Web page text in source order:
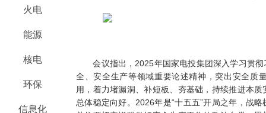
火电
能源
核电
环保
信息化
会议指出，2025年国家电投集团深入学习贯彻
全、安全生产等领域重要论述精神，突出安全质
用，着力堵漏洞、补短板、夯基础，持续推进本
总体稳定向好。2026年是“十五五”开局之年，战